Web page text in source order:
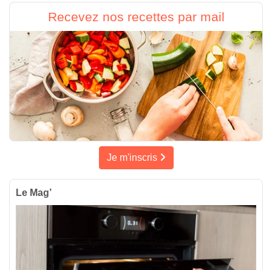
Recevez nos recettes par mail
Je m'inscris
Le Mag’